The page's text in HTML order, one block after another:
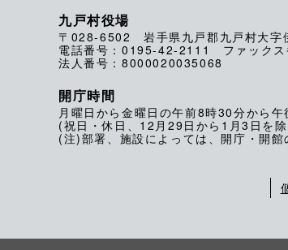
九戸村役場
〒028-6502 岩手県九戸郡九戸村大字
電話番号：0195-42-2111 ファック
法人番号：8000020035068
開庁時間
月曜日から金曜日の午前8時30分から
(祝日・休日、12月29日から1月3日を
(注)部署、施設によっては、開庁・開館